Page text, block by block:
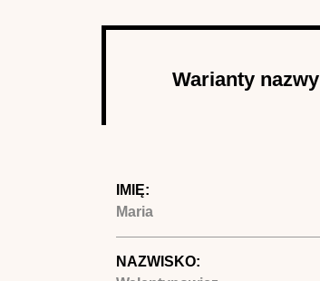
AutorWarianty nazwy
IMIĘ:
Maria
NAZWISKO: